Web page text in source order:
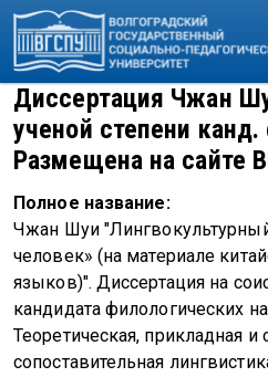
Перейти к основному
Диссертация Чжан
ученой степени
Размещена на сайте
Полное название
Чжан Шуи
человек» (на материале
языков)". Диссертация на
кандидата филологических
Теоретическая, прикладная и
сопоставительная